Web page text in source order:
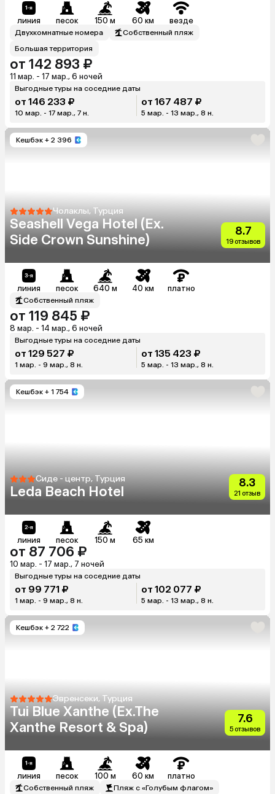
линия песок 150 м 60 км везде
Двухкомнатные номера
Собственный пляж
Большая территория
от 142 893 ₽
11 мар. - 17 мар., 6 ночей
Выгодные туры на соседние даты
от 146 233 ₽
10 мар. - 17 мар., 7 н.
от 167 487 ₽
5 мар. - 13 мар., 8 н.
Кешбэк + 2 396
Чолаклы, Турция
Seashell Vega Hotel (Ex.
Side Crown Sunshine)
8.7
19 отзывов
линия песок 640 м 40 км платно
Собственный пляж
от 119 845 ₽
8 мар. - 14 мар., 6 ночей
Выгодные туры на соседние даты
от 129 527 ₽
1 мар. - 9 мар., 8 н.
от 135 423 ₽
5 мар. - 13 мар., 8 н.
Кешбэк + 1 754
Сиде - центр, Турция
Leda Beach Hotel
8.3
21 отзыв
линия песок 150 м 65 км
от 87 706 ₽
10 мар. - 17 мар., 7 ночей
Выгодные туры на соседние даты
от 99 771 ₽
1 мар. - 9 мар., 8 н.
от 102 077 ₽
5 мар. - 13 мар., 8 н.
Кешбэк + 2 722
Эвренсеки, Турция
Tui Blue Xanthe (Ex.The
Xanthe Resort & Spa)
7.6
5 отзывов
линия песок 100 м 60 км платно
Собственный пляж Пляж с «Голубым флагом»